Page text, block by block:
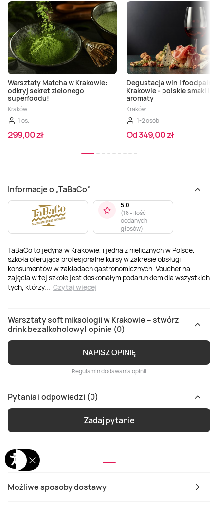
Możliwe sposoby dostawy
Warsztaty Matcha w Krakowie:
odkryj sekret zielonego
superfoodu!
Kraków
1 os.
299,00 zł
Degustacja win i
Krakowie - polskie smaki i
aromaty
Kraków
1-2 osób
Od 349,00 zł
Informacje o „TaBaCo”
TaBaCo to jedyna w Krakowie, i jedna z nielicznych w Polsce,
szkoła oferująca profesjonalne kursy w zakresie obsługi
konsumentów w zakładach gastronomicznych. Voucher na
zajęcia w tej szkole jest doskonałym podarunkiem dla wszystkich
tych, którzy... Czytaj więcej
5.0
(18 - ilość
oddanych
głosów)
Warsztaty soft miksologii w Krakowie – stwórz
drink bezalkoholowy! opinie (0)
NAPISZ OPINIĘ
Regulamin dodawania opinii
Pytania i odpowiedzi (0)
Zadaj pytanie